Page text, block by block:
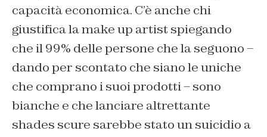
capacità economica. C’è anche chi
giustifica la make up artist spiegando
che il 99% delle persone che la seguono –
dando per scontato che siano le uniche
che comprano i suoi prodotti – sono
bianche e che lanciare altrettante
shades scure sarebbe stato un suicidio a